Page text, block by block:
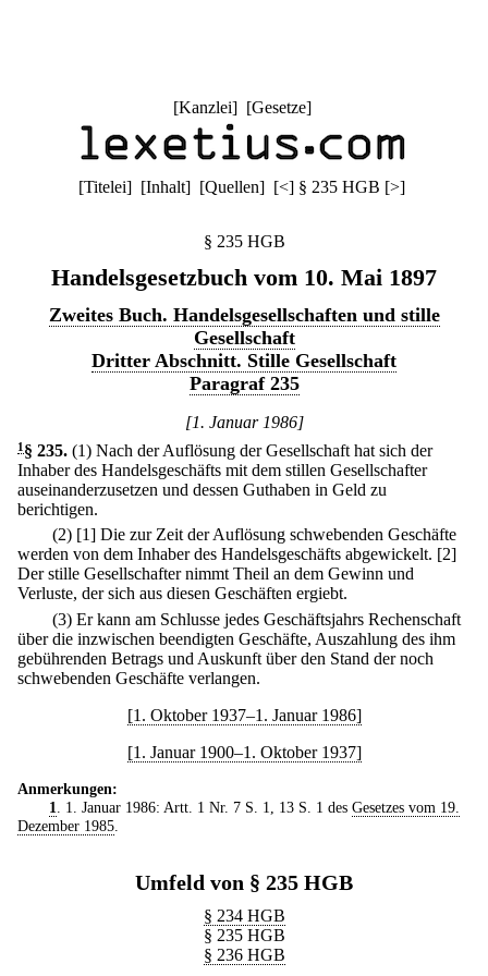
[Kanzlei] [Gesetze]
[Titelei] [Inhalt] [Quellen] [<] § 235 HGB [>]
§ 235 HGB
Handelsgesetzbuch vom 10. Mai 1897
Zweites Buch. Handelsgesellschaften und stille
Gesellschaft
Dritter Abschnitt. Stille Gesellschaft
Paragraf 235
[1. Januar 1986]
1 § 235. (1) Nach der Auflösung der Gesellschaft hat sich der
Inhaber des Handelsgeschäfts mit dem stillen Gesellschafter
auseinanderzusetzen und dessen Guthaben in Geld zu
berichtigen.
(2) [1] Die zur Zeit der Auflösung schwebenden Geschäfte
werden von dem Inhaber des Handelsgeschäfts abgewickelt. [2]
Der stille Gesellschafter nimmt Theil an dem Gewinn und
Verluste, der sich aus diesen Geschäften ergiebt.
(3) Er kann am Schlusse jedes Geschäftsjahrs Rechenschaft
über die inzwischen beendigten Geschäfte, Auszahlung des ihm
gebührenden Betrags und Auskunft über den Stand der noch
schwebenden Geschäfte verlangen.
[1. Oktober 1937–1. Januar 1986]
[1. Januar 1900–1. Oktober 1937]
Anmerkungen:
1
. 1. Januar 1986: Artt. 1 Nr. 7 S. 1, 13 S. 1 des Gesetzes vom 19.
Dezember 1985
Umfeld von § 235 HGB
§ 234 HGB
§ 235 HGB
§ 236 HGB